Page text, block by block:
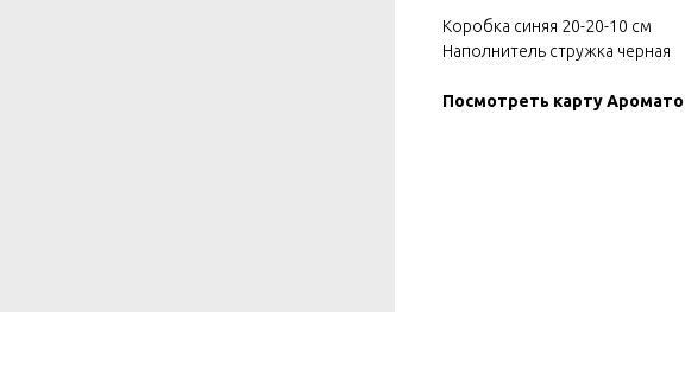
Коробка синяя 20-20-10 см
Наполнитель стружка черная
Посмотреть карту